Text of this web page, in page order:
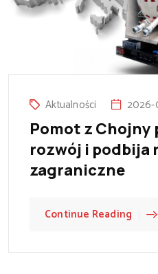
Aktualności 2026-
Pomot z Chojny
rozwój i podbija
zagraniczne
Continue Reading